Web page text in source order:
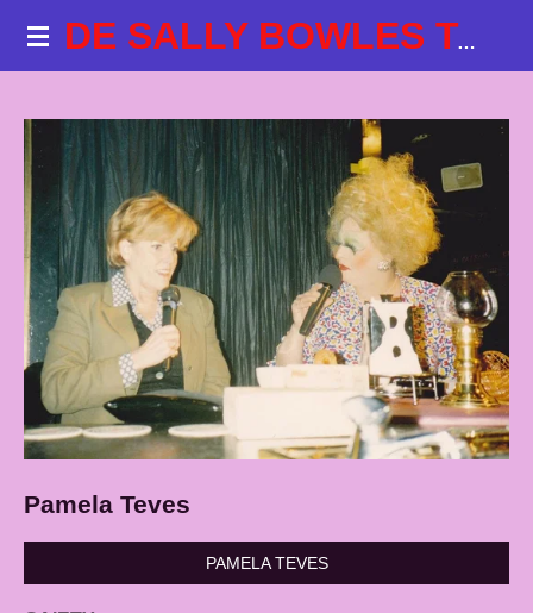
Ga
de
hoofdinhoud
DE SALLY BOWLES TALKSHOWS
Pamela Teves
PAMELA TEVES